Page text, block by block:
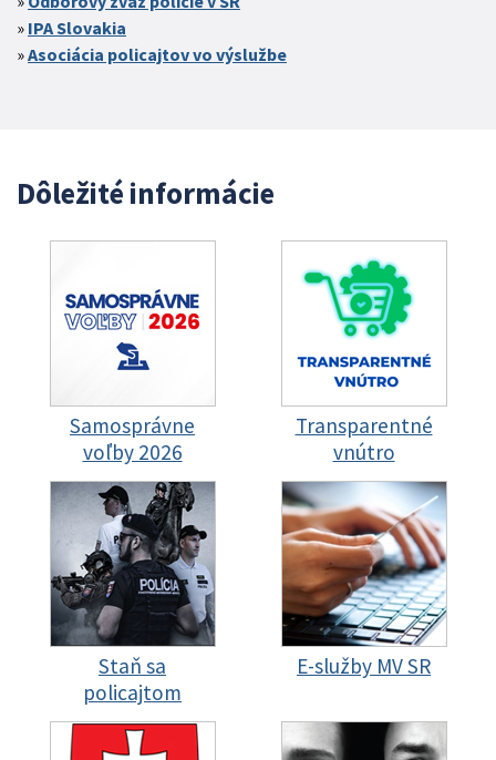
IPA Slovakia
Asociácia policajtov vo výslužbe
Dôležité informácie
Samosprávne
voľby 2026
Transparentné
vnútro
Staň sa
policajtom
E-služby MV SR